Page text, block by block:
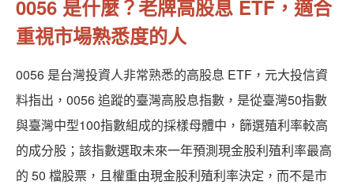
0056 是什麼？老牌高股息 ETF，適合
重視市場熟悉度的人
0056 是台灣投資人非常熟悉的高股息 ETF，元大投信資
料指出，0056 追蹤的臺灣高股息指數，是從臺灣50指數
與臺灣中型100指數組成的採樣母體中，篩選殖利率較高
的成分股；該指數選取未來一年預測現金股利殖利率最高
的 50 檔股票，且權重由現金股利殖利率決定，而不是市